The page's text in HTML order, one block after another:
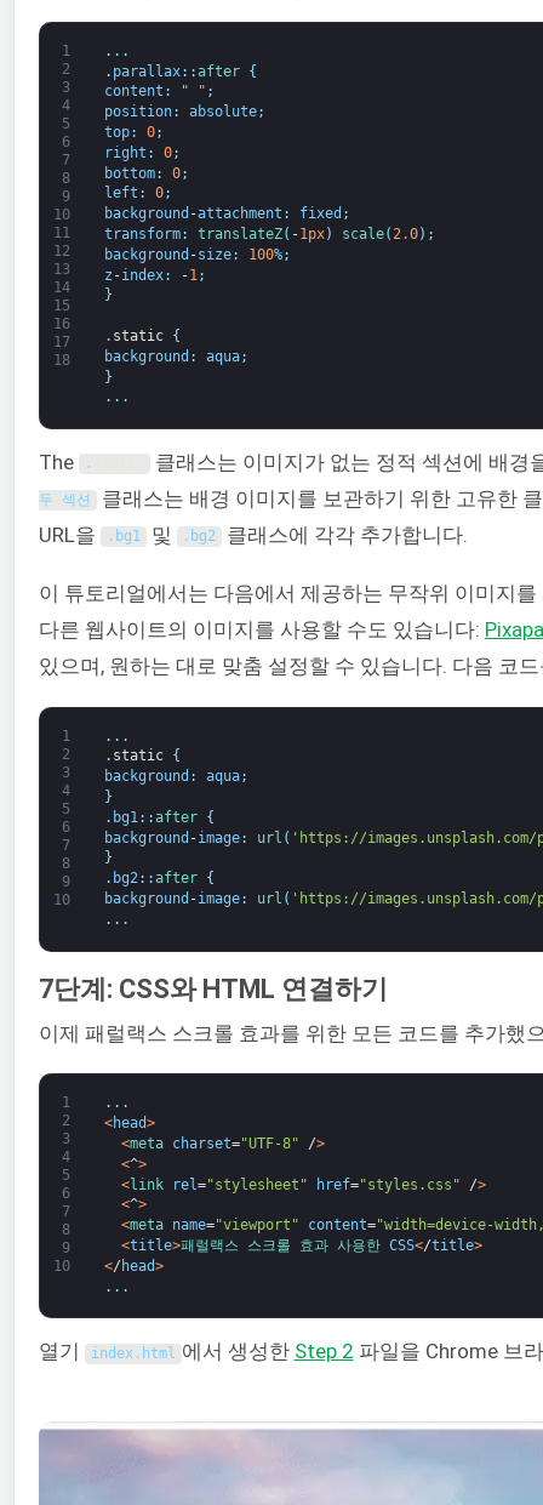
1
2
3
4
5
6
7
8
9
10
11
12
13
14
15
16
17
18
. . .
. parallax: :after
{
content : " " ;
position: absolute;
top: 0;
right : 0;
bottom: 0;
left : 0;
background -attachment : fixed ;
transform: translateZ( -1px) scale(2.0) ;
background -size: 100%;
z -index: -1 ;
}
. static
{
background : aqua;
}
. . .
The . 클래스는 이미지가 없는 정적 섹션에 배경
두 섹션 클래스는 배경 이미지를 보관하기 위한 고유한
URL을
. bg1 및 . bg2 클래스에 각각 추가합니다.
이 튜토리얼에서는 다음에서 제공하는 무작위 이미지
다른 웹사이트의 이미지를 사용할 수도 있습니다:
있으며, 원하는 대로 맞춤 설정할 수 있습니다. 다음 코
1
2
3
4
5
6
7
8
9
10
. . .
. static
{
background : aqua;
}
. bg1 : :after
{
background -image: url ( 'https://images.unsplash.com/
}
. bg2: :after
{
background -image: url ( 'https://images.unsplash.com/
. . .
7단계: CSS와 HTML 연결하기
이제 패럴랙스 스크롤 효과를 위한 모든 코드를 추가했
1
2
3
4
5
6
7
8
9
10
. . .
<head>
<meta charset="UTF-8" />
<^>
<link rel ="stylesheet" href="styles.css" />
<^>
<meta name="viewport" content="width=device-
<title>패럴랙스 스크롤 효과 사용한 CSS</title>
</ head>
. . .
열기 index. html 에서 생성한 Step 2 파일을 Chrome 브